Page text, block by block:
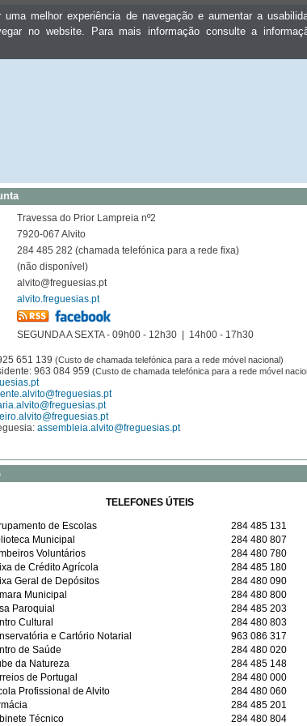
melhor experiência de navegação e aumentar a
no website. Para mais informação consulte a
Travessa do Prior Lampreia nº2
7920-067 Alvito
284 485 282 (chamada telefónica para a rede fixa)
(não disponível)
alvito@freguesias.pt
alvito.freguesias.pt
SEGUNDA A SEXTA - 09h00 - 12h30 | 14h00 - 17h30
651 139 (Custo de chamada telefónica para a rede móvel nacional)
963 084 959 (Custo de chamada telefónica para a rede móvel
assembleia.alvito@freguesias.pt
TELEFONES ÚTEIS
de Escolas
284 485 131
Municipal
284 480 807
Voluntários
284 480 780
de Crédito Agrícola
284 485 180
Geral de Depósitos
284 480 090
Municipal
284 480 800
Paroquial
284 485 203
Cultural
284 480 803
e Cartório Notarial
963 086 317
de Saúde
284 480 020
da Natureza
284 485 148
de Portugal
284 480 000
Profissional de Alvito
284 480 060
284 485 201
Técnico
284 480 804